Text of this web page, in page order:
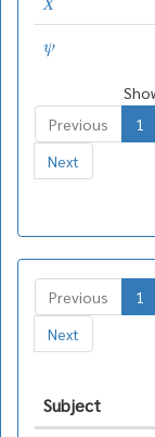
𝜓
Previous
1
Next
Previous 1
Next
Subject